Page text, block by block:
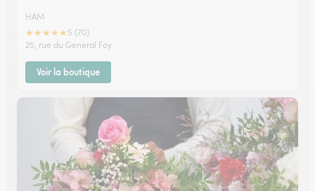
HAM
★★★★★ 5 (70)
25, rue du General Foy
Voir la boutique